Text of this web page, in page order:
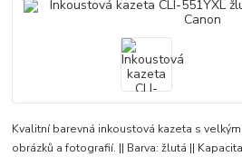
Kvalitní barevná inkoustová kazeta s
obrázků a fotografií. || Barva: žlutá ||